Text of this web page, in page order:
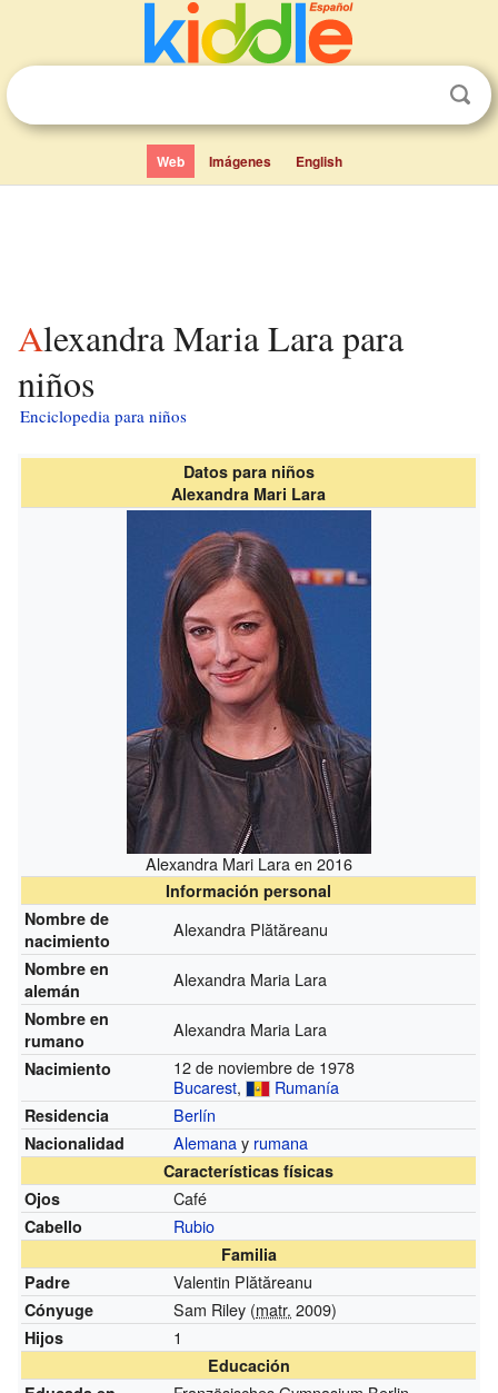
Web Imágenes English
Alexandra Maria Lara para
niños
Enciclopedia para niños
Datos para niños
Alexandra Mari Lara
Alexandra Mari Lara en 2016
Información personal
Nombre de
nacimiento
Alexandra Plătăreanu
Nombre en
alemán
Alexandra Maria Lara
Nombre en
rumano
Alexandra Maria Lara
Nacimiento
12 de noviembre de 1978
Bucarest, Rumanía
Residencia Berlín
Nacionalidad Alemanay rumana
Características físicas
Ojos
Café
Cabello Rubio
Familia
Padre
Valentin Plătăreanu
Cónyuge Sam Riley (matr. 2009)
Hijos 1
Educación